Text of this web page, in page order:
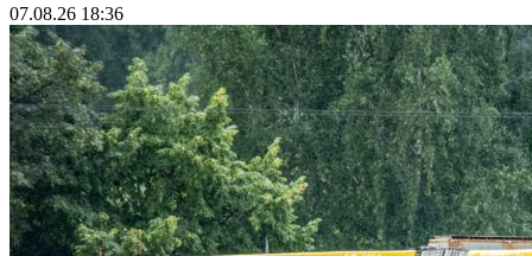
07.08.26 18:36